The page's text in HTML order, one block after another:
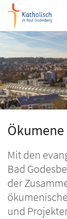
Zum Inhalt
Mit den
Bad
der
und